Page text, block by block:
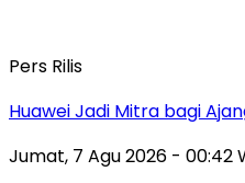
Pers Rilis
Huawei Jadi Mitra bagi
Jumat, 7 Agu 2026 - 00:42